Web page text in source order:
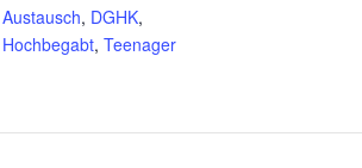
Austausch, DGHK,
Hochbegabt, Teenager